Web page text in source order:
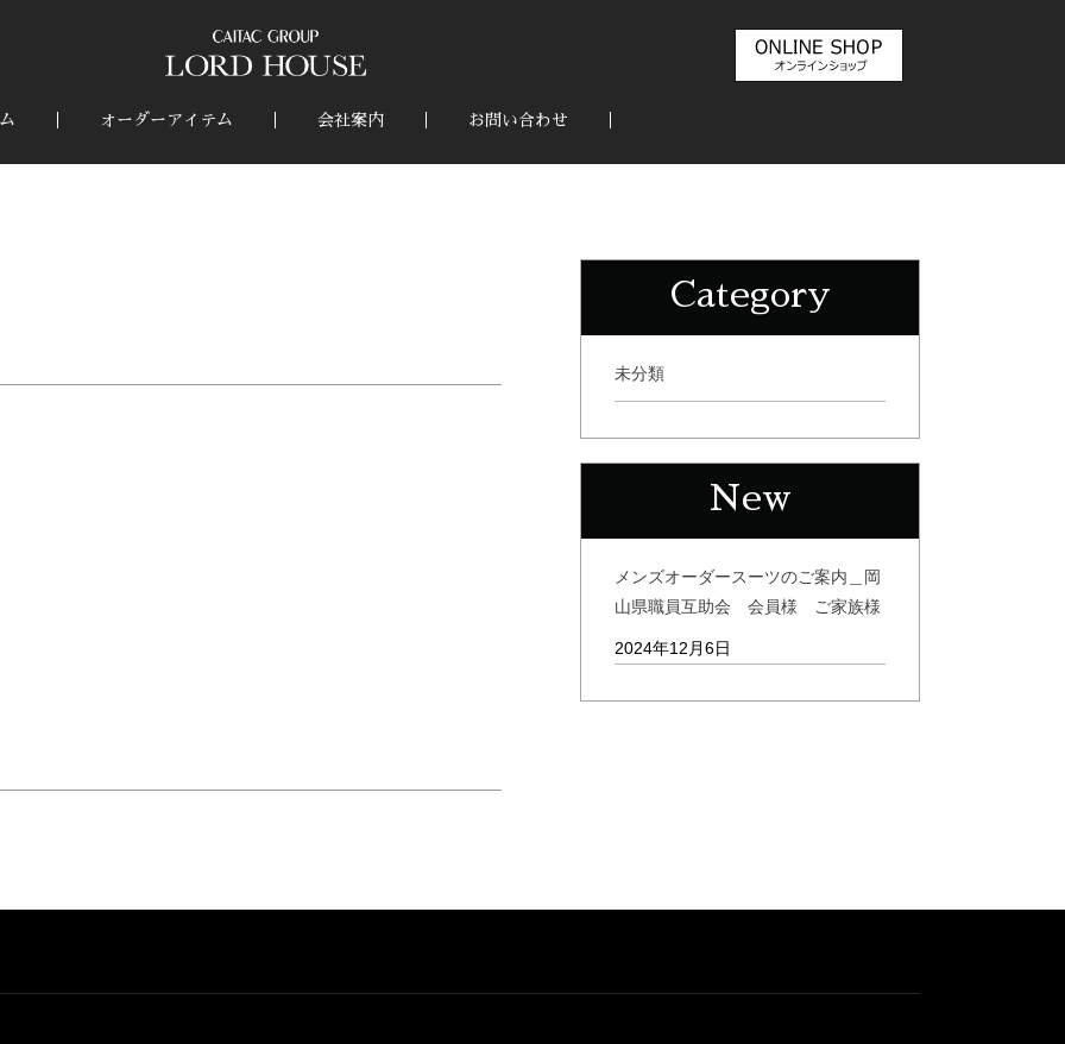
オーダーアイテム 会社案内 お問い合わせ
Category
未分類
New
メンズオーダースーツのご案内＿岡
山県職員互助会 会員様 ご家族様
2024年12月6日